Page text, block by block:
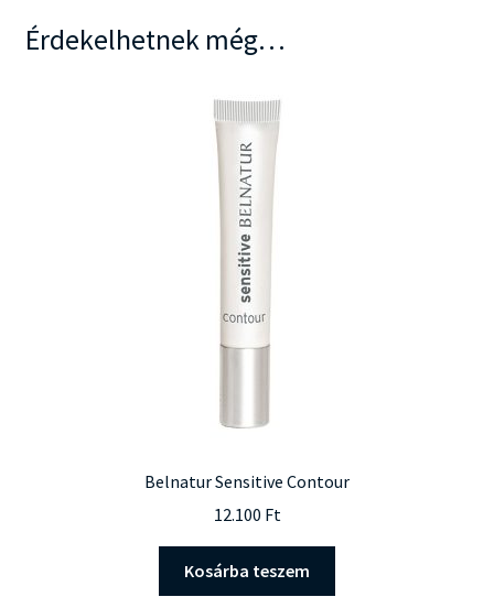
Érdekelhetnek még…
Belnatur Sensitive Contour
12.100 Ft
Kosárba teszem